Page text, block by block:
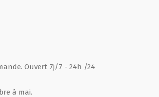
Ouvert 7j/7 - 24h /24
à mai.